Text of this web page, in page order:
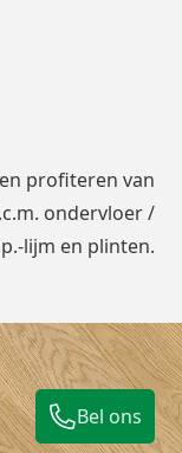
profiteren van
ondervloer/
lijm en plinten.
Bel ons